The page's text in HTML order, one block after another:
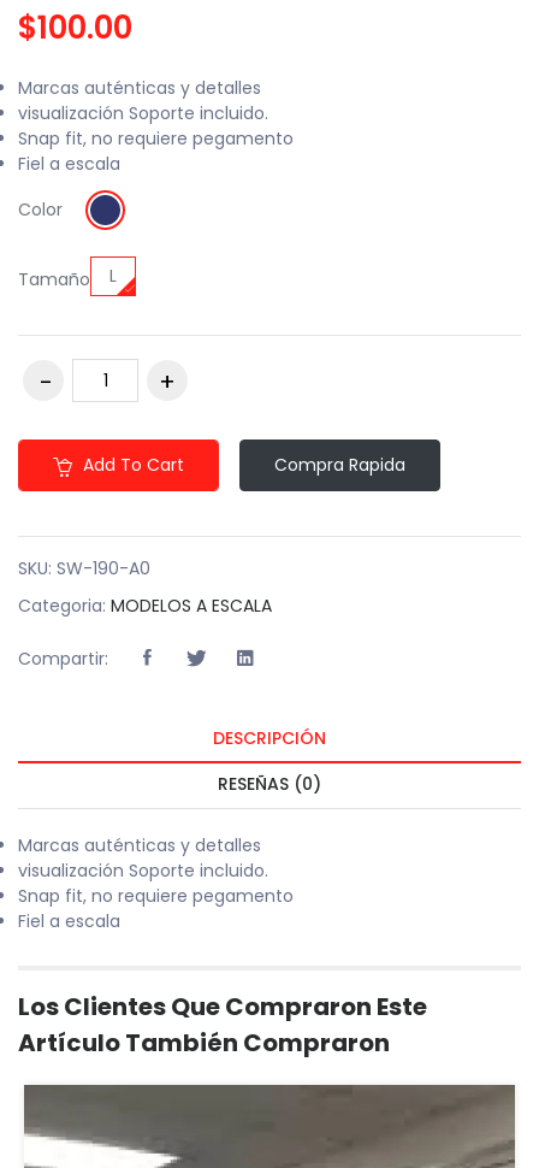
$100.00
Marcas auténticas y detalles
visualización Soporte incluido.
Snap fit, no requiere pegamento
Fiel a escala
Color
Tamaño L
Add To Cart Compra Rapida
SKU: SW-190-A0
Categoria: MODELOS A ESCALA
Compartir:
DESCRIPCIÓN
RESEÑAS (0)
Marcas auténticas y detalles
visualización Soporte incluido.
Snap fit, no requiere pegamento
Fiel a escala
Los Clientes Que Compraron Este
Artículo También Compraron